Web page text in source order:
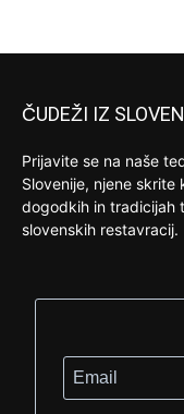
ČUDEŽI IZ
Prijavite se na naše
Slovenije, njene
dogodkih in tradicijah
slovenskih restavracij.